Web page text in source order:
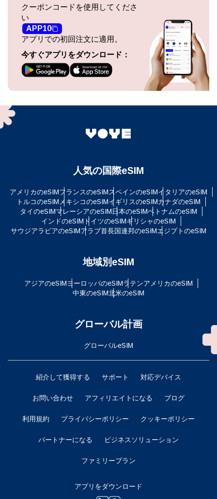
クーポンコードを使用してくださ
い
APP10
アプリでの初回注文に適用。
今すぐアプリをダウンロード：
人気の国際eSIM
アメリカのeSIMフランスのeSIMスペインのeSIMイタリアのeSIM
トルコのeSIM メキシコのeSIMイギリスのeSIMカナダのeSIM
タイのeSIMマレーシアのeSIM日本のeSIMベトナムのeSIM
インドのeSIM ドイツのeSIMギリシャのeSIM
サウジアラビアのeSIMアラブ首長国連邦のeSIMエジプトのeSIM
地域別eSIM
アジアのeSIMヨーロッパのeSIMラテンアメリカのeSIM
中東のeSIM北米のeSIM
グローバル計画
グローバルeSIM
紹介して獲得する サポート 対応デバイス
お問い合わせ アフィリエイトになる ブログ
利用規約 プライバシーポリシー クッキーポリシー
パートナーになる ビジネスソリューション
ファミリープラン
アプリをダウンロード